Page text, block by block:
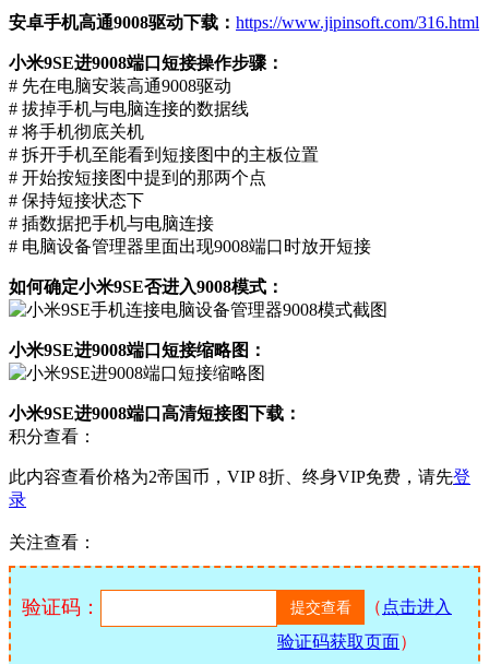
安卓手机高通9008驱动下载： https://www.jipinsoft.com/316.html
小米9SE进9008端口短接操作步骤：
# 先在电脑安装高通9008驱动
# 拔掉手机与电脑连接的数据线
# 将手机彻底关机
# 拆开手机至能看到短接图中的主板位置
# 开始按短接图中提到的那两个点
# 保持短接状态下
# 插数据把手机与电脑连接
# 电脑设备管理器里面出现9008端口时放开短接
如何确定小米9SE否进入9008模式：
小米9SE进9008端口短接缩略图：
小米9SE进9008端口高清短接图下载：
积分查看：
此内容查看价格为2帝国币，VIP 8折、终身VIP免费，请先登
录
关注查看：
验证码： （ 点击进入
验证码获取页面）